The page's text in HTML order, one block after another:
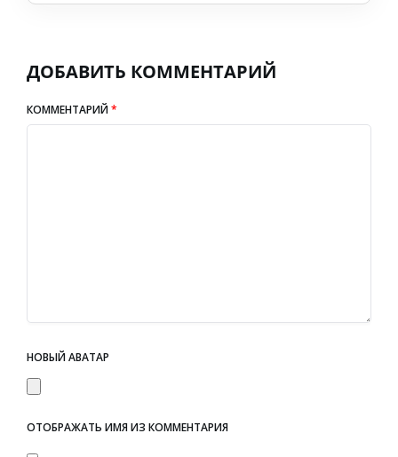
ДОБАВИТЬ КОММЕНТАРИЙ
КОММЕНТАРИЙ*
НОВЫЙ АВАТАР
ОТОБРАЖАТЬ ИМЯ ИЗ КОММЕНТАРИЯ